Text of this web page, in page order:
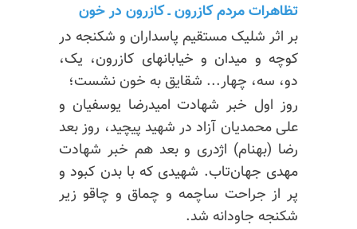
تظاهرات مردم کازرون ـ‌ کازرون در خون
بر اثر شلیک مستقیم پاسداران و شکنجه در
کوچه و میدان و خیابانهای کازرون، یک،
دو، سه، چهار... شقایق به خون نشست؛
روز اول خبر شهادت امیدرضا یوسفیان و
علی محمدیان آزاد در شهید پیچید، روز بعد
رضا (بهنام) اژدری و بعد هم خبر شهادت
مهدی جهان‌تاب. شهیدی که با بدن کبود و
پر از جراحت ساچمه و چماق و چاقو زیر
شکنجه جاودانه شد.